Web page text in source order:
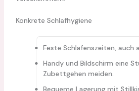
Konkrete Schlafhygiene
Feste Schlafenszeiten, auch
Handy und Bildschirm eine
Zubettgehen meiden.
Bequeme Lagerung mit